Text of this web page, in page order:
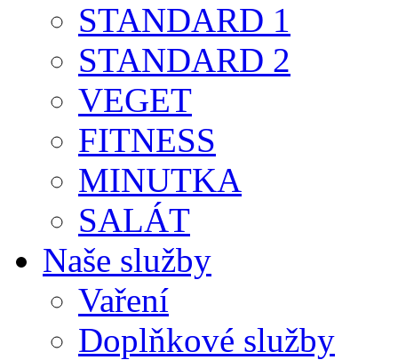
STANDARD 1
STANDARD 2
VEGET
FITNESS
MINUTKA
SALÁT
Naše služby
Vaření
Doplňkové služby